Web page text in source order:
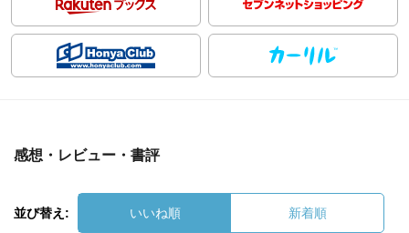
感想・レビュー・書評
並び替え: いいね順 新着順